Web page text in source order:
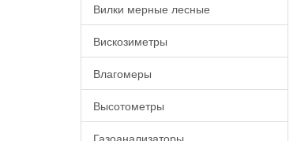
Вилки мерные лесные
Вискозиметры
Влагомеры
Высотометры
Газоанализаторы